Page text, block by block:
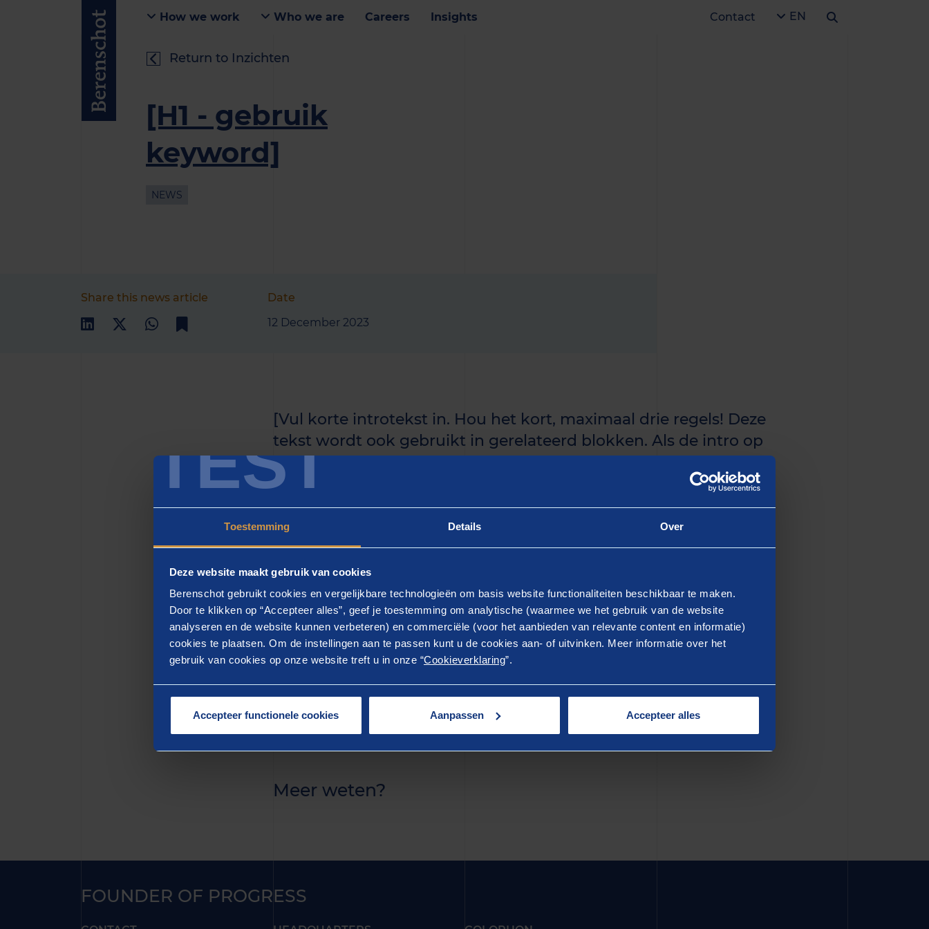
TEST
Toestemming Details Over
Deze website maakt gebruik van cookies
Berenschot gebruikt cookies en vergelijkbare technologieën om basis website functionaliteiten beschikbaar te maken.
Door te klikken op “Accepteer alles”, geef je toestemming om analytische (waarmee we het gebruik van de website
analyseren en de website kunnen verbeteren) en commerciële (voor het aanbieden van relevante content en informatie)
cookies te plaatsen. Om de instellingen aan te passen kunt u de cookies aan- of uitvinken. Meer informatie over het
gebruik van cookies op onze website treft u in onze “Cookieverklaring”.
Accepteer functionele cookies Aanpassen Accepteer alles
How we work Who we are Careers Insights Contact EN
Return to Inzichten
[H1 - gebruik
keyword]
NEWS
Share this news article
Date
12 December 2023
[Vul korte introtekst in. Hou het kort, maximaal drie regels! Deze
tekst wordt ook gebruikt in gerelateerd blokken. Als de intro op
het huidige artikel langer is, kun je de rest in de eerste paragraaf
zetten.]
[H2 - gebruik keyword]
eiusmod tempor incididunt ut labore et dolore magna aliqua. Ut enim ad minim veniam,
quis nostrud exercitation ullamco laboris nisi ut aliquip ex ea commodo consequat. Duis
aute irure dolor in reprehenderit in voluptate velit esse cillum dolore eu fugiat nulla
pariatur. Excepteur sint occaecat cupidatat non proident, sunt in culpa qui officia deserunt
mollit anim id est laborum.
Meer weten?
FOUNDER OF PROGRESS